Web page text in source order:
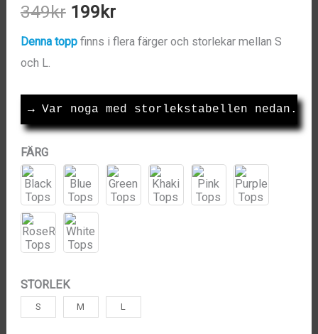
349kr Det
ursprungliga
var:
349kr.
199 krDet
nuvarande
är:
199kr.
Denna toppfinns i flera färger och storlekar mellan S
och L.
→ Var noga med storlekstabellen nedan.
FÄRG
STORLEK
S M L